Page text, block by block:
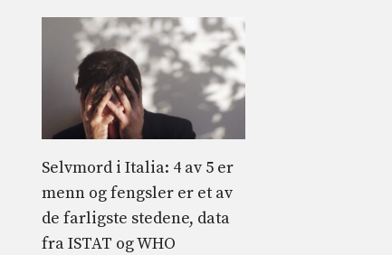
Selvmord i Italia: 4 av 5 er
menn og fengsler er et av
de farligste stedene, data
fra ISTAT og WHO